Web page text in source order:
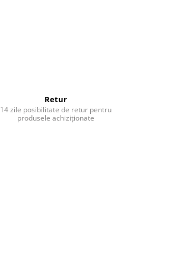
Retur
14 zile posibilitate de retur pentru
produsele achiziționate